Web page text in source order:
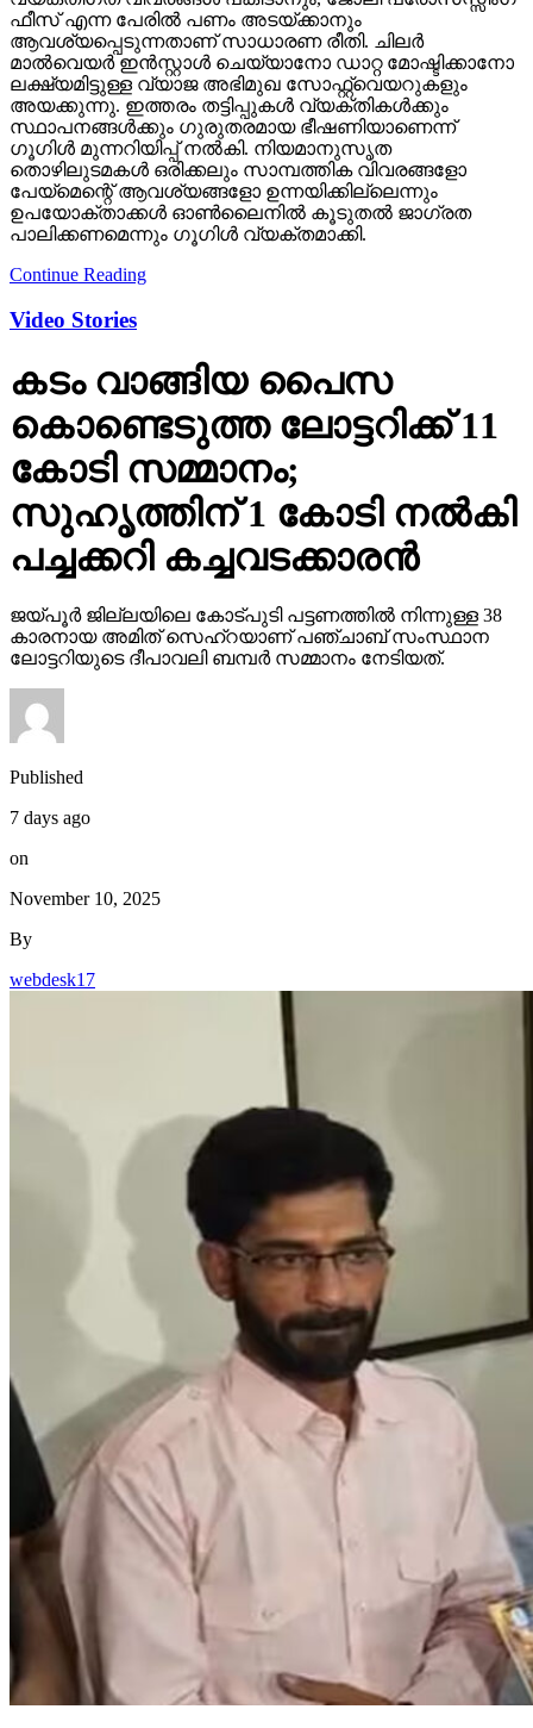
ഫീസ് എന്ന പേരില്‍ പണം അടയ്ക്കാനും
ആവശ്യപ്പെടുന്നതാണ് സാധാരണ രീതി. ചിലര്‍
മാല്‍വെയര്‍ ഇന്‍സ്റ്റാള്‍ ചെയ്യാനോ ഡാറ്റ മോഷ്ടിക്കാനോ
ലക്ഷ്യമിട്ടുള്ള വ്യാജ അഭിമുഖ സോഫ്റ്റ്‌വെയറുകളും
അയക്കുന്നു. ഇത്തരം തട്ടിപ്പുകള്‍ വ്യക്തികള്‍ക്കും
സ്ഥാപനങ്ങള്‍ക്കും ഗുരുതരമായ ഭീഷണിയാണെന്ന്
ഗൂഗിള്‍ മുന്നറിയിപ്പ് നല്‍കി. നിയമാനുസൃത
തൊഴിലുടമകള്‍ ഒരിക്കലും സാമ്പത്തിക വിവരങ്ങളോ
പേയ്‌മെന്റെ് ആവശ്യങ്ങളോ ഉന്നയിക്കില്ലെന്നും
ഉപയോക്താക്കള്‍ ഓണ്‍ലൈനില്‍ കൂടുതല്‍ ജാഗ്രത
പാലിക്കണമെന്നും ഗൂഗിള്‍ വ്യക്തമാക്കി.
Continue Reading
Video Stories
കടം വാങ്ങിയ പൈസ
കൊണ്ടെടുത്ത ലോട്ടറിക്ക് 11
കോടി സമ്മാനം;
സുഹൃത്തിന് 1 കോടി നല്‍കി
പച്ചക്കറി കച്ചവടക്കാരന്‍
ജയ്പൂര്‍ ജില്ലയിലെ കോട്പുടി പട്ടണത്തില്‍ നിന്നുള്ള 38
കാരനായ അമിത് സെഹ്‌റയാണ് പഞ്ചാബ് സംസ്ഥാന
ലോട്ടറിയുടെ ദീപാവലി ബമ്പര്‍ സമ്മാനം നേടിയത്.
Published
7 days ago
on
November 10, 2025
By
webdesk17